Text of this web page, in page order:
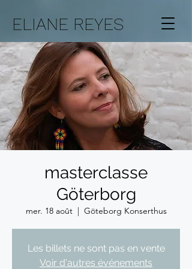
ELIANE REYES
masterclasse
Göterborg
mer. 18 août
  |
Göteborg Konserthus
Les billets ne sont pas en vente
Voir d'autres événements